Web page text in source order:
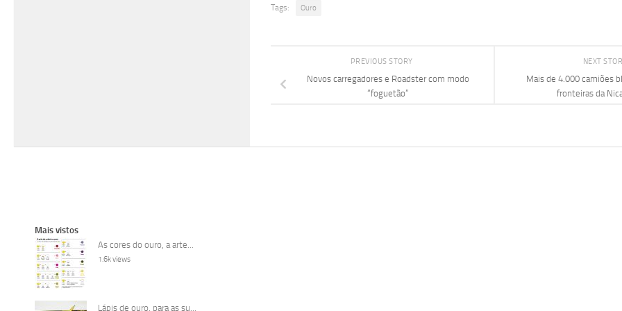
Tags: Ouro
NEXT
Mais de 4.000 camiões
fronteiras da
PREVIOUS STORY
Novos carregadores e Roadster com modo
“foguetão”
Mais vistos
As cores do ouro, a arte...
1.6k views
Lápis de ouro, para as su...